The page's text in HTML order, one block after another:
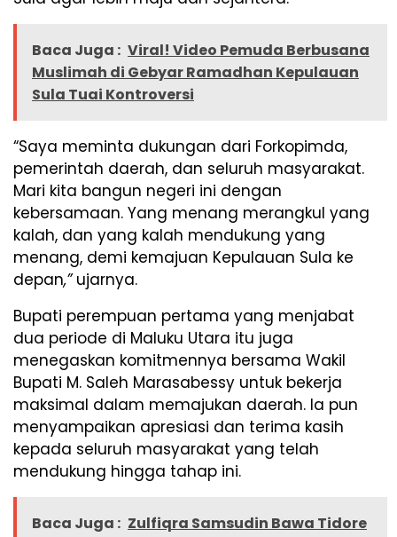
Baca Juga : Viral! Video Pemuda Berbusana
Muslimah di Gebyar Ramadhan Kepulauan
Sula Tuai Kontroversi
“Saya meminta dukungan dari Forkopimda,
pemerintah daerah, dan seluruh masyarakat.
Mari kita bangun negeri ini dengan
kebersamaan. Yang menang merangkul yang
kalah, dan yang kalah mendukung yang
menang, demi kemajuan Kepulauan Sula ke
depan,”ujarnya.
Bupati perempuan pertama yang menjabat
dua periode di Maluku Utara itu juga
menegaskan komitmennya bersama Wakil
Bupati M. Saleh Marasabessy untuk bekerja
maksimal dalam memajukan daerah. Ia pun
menyampaikan apresiasi dan terima kasih
kepada seluruh masyarakat yang telah
mendukung hingga tahap ini.
Baca Juga : Zulfiqra Samsudin Bawa Tidore